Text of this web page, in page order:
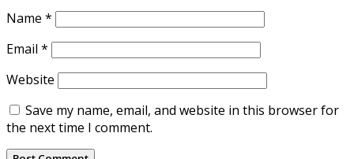
Name *
Email *
Website
Save my name, email, and website in this browser for
the next time I comment.